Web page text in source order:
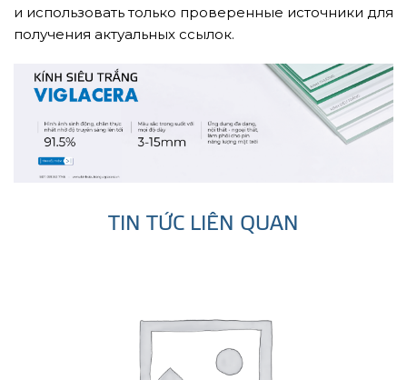
и использовать только проверенные источники для
получения актуальных ссылок.
TIN TỨC LIÊN QUAN